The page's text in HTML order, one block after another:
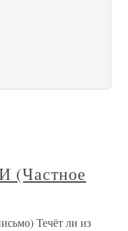
Течёт ли из